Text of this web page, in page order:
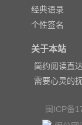
经典语录
个性签名
关于本站
简约阅读直
需要心灵的抚
闽ICP备